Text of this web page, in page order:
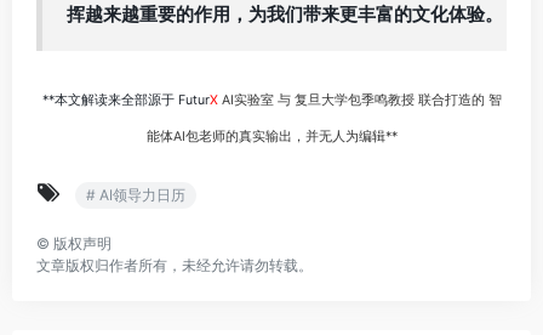
挥越来越重要的作用，为我们带来更丰富的文化体验。
**本文解读来全部源于 FuturXAI实验室 与 复旦大学包季鸣教授 联合打造的 智
能体AI包老师的真实输出，并无人为编辑**
# AI领导力日历
© 版权声明
文章版权归作者所有，未经允许请勿转载。